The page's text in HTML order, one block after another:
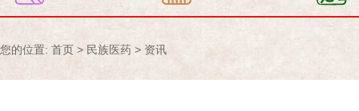
您的位置: 首页 > 民族医药 > 资讯